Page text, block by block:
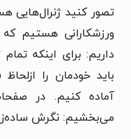
تصور کنید ژنرال‌هایی
ورزشکارانی هستیم
داریم: برای اینکه
باید خودمان را
آماده کنیم. در
می‌بخشیم: نگرش